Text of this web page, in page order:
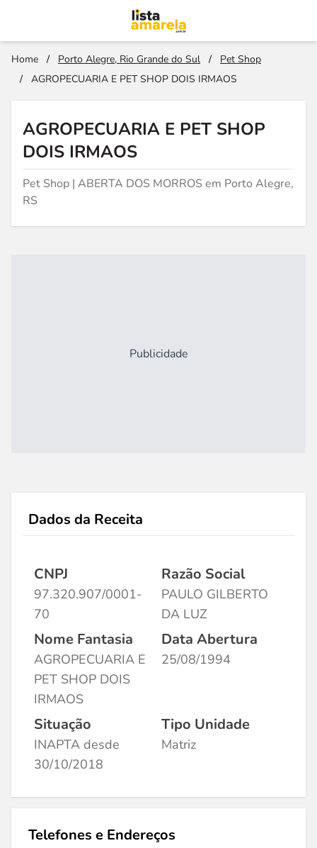
Home / Porto Alegre, Rio Grande do Sul /
Pet Shop
/
AGROPECUARIA E PET SHOP DOIS IRMAOS
AGROPECUARIA E PET SHOP
DOIS IRMAOS
Pet Shop | ABERTA DOS MORROS em Porto Alegre,
RS
Publicidade
Dados da Receita
CNPJ
97.320.907/0001-
70
Razão Social
PAULO GILBERTO
DA LUZ
Nome Fantasia
AGROPECUARIA E
PET SHOP DOIS
IRMAOS
Data Abertura
25/08/1994
Situação
INAPTA desde
30/10/2018
Tipo Unidade
Matriz
Telefones e Endereços